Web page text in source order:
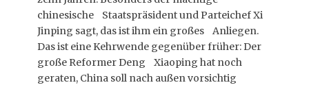
chinesische Staatspräsident und Parteichef Xi
Jinping sagt, das ist ihm ein großes Anliegen.
Das ist eine Kehrwende gegenüber früher: Der
große Reformer Deng Xiaoping hat noch
geraten, China soll nach außen vorsichtig